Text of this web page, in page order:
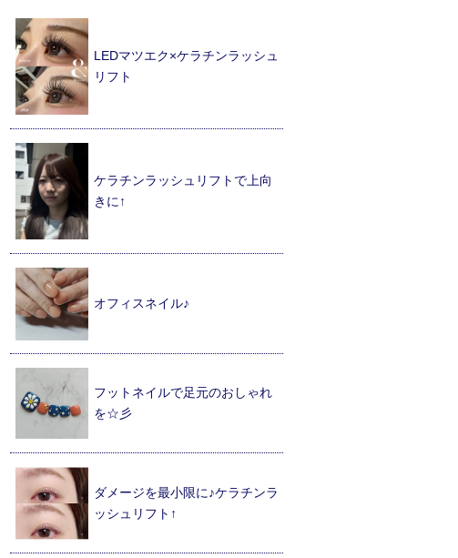
LEDマツエク×ケラチンラッシュ
リフト
ケラチンラッシュリフトで上向
きに↑
オフィスネイル♪
フットネイルで足元のおしゃれ
を☆彡
ダメージを最小限に♪ケラチンラ
ッシュリフト↑